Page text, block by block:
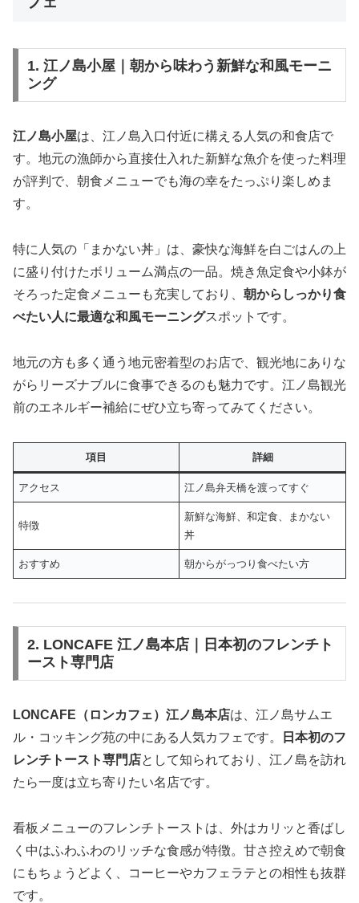
1. 江ノ島小屋｜朝から味わう新鮮な和風モーニ
ング
江ノ島小屋は、江ノ島入口付近に構える人気の和食店で
す。地元の漁師から直接仕入れた新鮮な魚介を使った料理
が評判で、朝食メニューでも海の幸をたっぷり楽しめま
す。
特に人気の「まかない丼」は、豪快な海鮮を白ごはんの上
に盛り付けたボリューム満点の一品。焼き魚定食や小鉢が
そろった定食メニューも充実しており、 朝からしっかり食
べたい人に最適な和風モーニングスポットです。
地元の方も多く通う地元密着型のお店で、観光地にありな
がらリーズナブルに食事できるのも魅力です。江ノ島観光
前のエネルギー補給にぜひ立ち寄ってみてください。
項目 詳細
アクセス 江ノ島弁天橋を渡ってすぐ
特徴
新鮮な海鮮、和定食、まかない
丼
おすすめ 朝からがっつり食べたい方
2. LONCAFE 江ノ島本店｜日本初のフレンチト
ースト専門店
LONCAFE（ロンカフェ）江ノ島本店は、江ノ島サムエ
ル・コッキング苑の中にある人気カフェです。
日本初のフ
レンチトースト専門店として知られており、江ノ島を訪れ
たら一度は立ち寄りたい名店です。
看板メニューのフレンチトーストは、外はカリッと香ばし
く中はふわふわのリッチな食感が特徴。甘さ控えめで朝食
にもちょうどよく、コーヒーやカフェラテとの相性も抜群
です。